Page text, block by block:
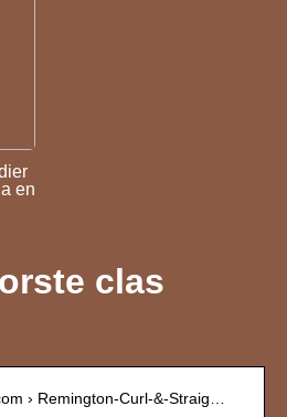
en
clas
› Remington-Curl-&-Straig…